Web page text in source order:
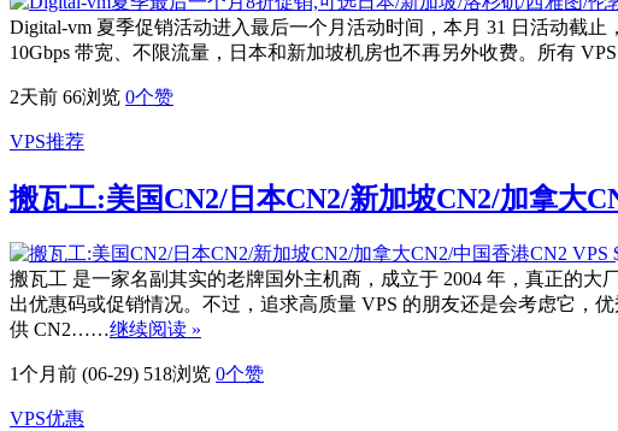
Digital-vm 夏季促销活动进入最后一个月活动时间，本月 31 日活动截
10Gbps 带宽、不限流量，日本和新加坡机房也不再另外收费。所有
2天前 66浏览 0个赞
VPS推荐
搬瓦工:美国CN2/日本CN2/新加坡CN2/加拿大
搬瓦工 是一家名副其实的老牌国外主机商，成立于 2004 年，真正的
出优惠码或促销情况。不过，追求高质量 VPS 的朋友还是会考虑它，
供 CN2……继续阅读 »
1个月前 (06-29) 518浏览 0个赞
VPS优惠